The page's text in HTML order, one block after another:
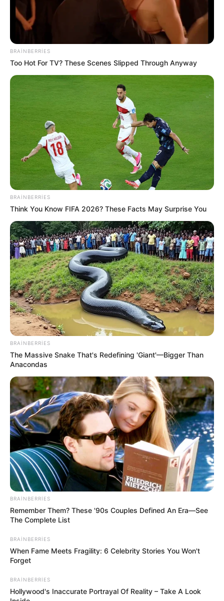
HÜQUQ
İşçini ərizə yazmağa məcbur etmək
Hüquqşünas açıqladı
28
14:58 / 06 Avqust 2026 CƏMİYYƏT
Məleykə Abbaszadə ixtisas seçən
abituriyentlərəmüraciət etdi
34 0 0
14:45 / 06 Avqust 2026 MARAQLI
Qurdlar niyə tələsmir? -Alimlər ov sirrini
açıqladı
37 0 0
14:17 / 06 Avqust 2026 CƏMİYYƏT
BRAINBERRIES
Too Hot For TV? These Scenes Slipped Through Anyway
BRAINBERRIES
Think You Know FIFA 2026? These Facts May Surprise You
BRAINBERRIES
The Massive Snake That's Redefining 'Giant'—Bigger Than
Anacondas
BRAINBERRIES
Remember Them? These '90s Couples Defined An Era—See
The Complete List
BRAINBERRIES
When Fame Meets Fragility: 6 Celebrity Stories You Won't
Forget
BRAINBERRIES
Hollywood's Inaccurate Portrayal Of Reality – Take A Look